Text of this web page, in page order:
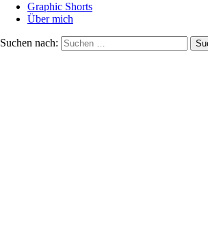
Graphic Shorts
Über mich
Suchen nach: